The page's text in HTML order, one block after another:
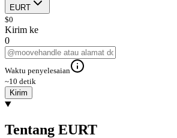
EURT
$0
Kirim ke
0
Waktu penyelesaian
~10 detik
Kirim
Tentang EURT